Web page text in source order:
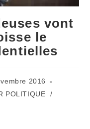
vont
le
2016
POLITIQUE
/